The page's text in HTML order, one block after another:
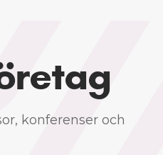
konferenser och